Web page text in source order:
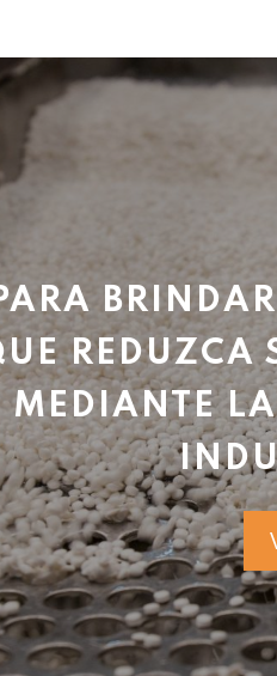
REDUZCA